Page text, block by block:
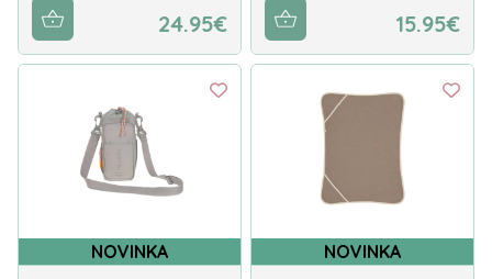
24.95€ 15.95€
NOVINKA NOVINKA